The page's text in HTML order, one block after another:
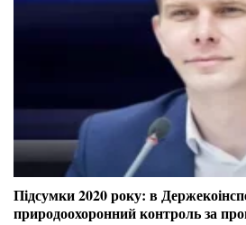
Підсумки 2020 року: в
природоохоронний контроль за